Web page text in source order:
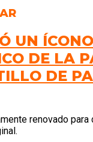
UN ÍCONO
DE LA
DE
renovado